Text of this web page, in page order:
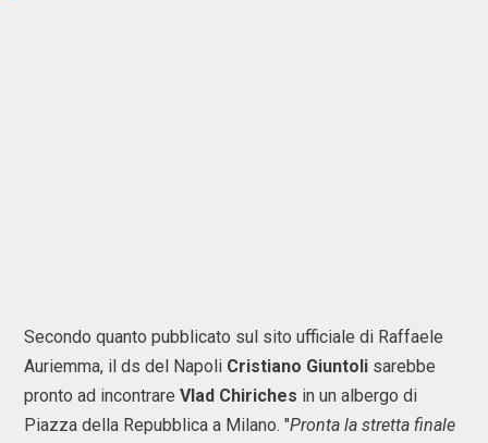
Secondo quanto pubblicato sul sito ufficiale di Raffaele
Auriemma, il ds del Napoli Cristiano Giuntoli sarebbe
pronto ad incontrare Vlad Chiriches in un albergo di
Piazza della Repubblica a Milano. "Pronta la stretta finale